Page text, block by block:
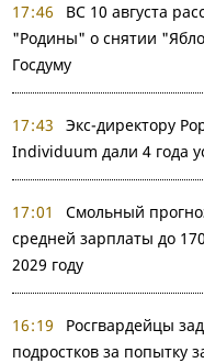
17:46
ВС 10 августа
"Родины" о снятии
Госдуму
17:43
Экс-директору
Individuum дали 4 года
17:01
Смольный
средней зарплаты до
2029 году
16:19
Росгвардейцы
подростков за попытку